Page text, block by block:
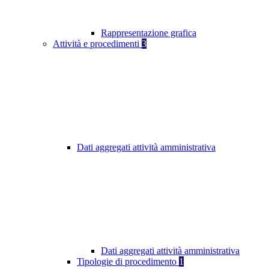
Rappresentazione grafica
Attività e procedimenti 3
Dati aggregati attività amministrativa
Dati aggregati attività amministrativa
Tipologie di procedimento 1